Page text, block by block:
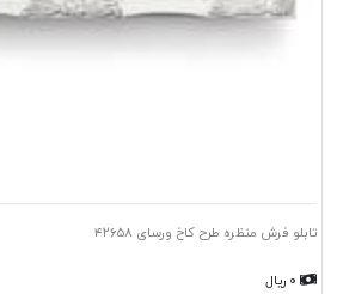
تابلو فرش منظره طرح کاخ ورسای ۴۲۶۵۸